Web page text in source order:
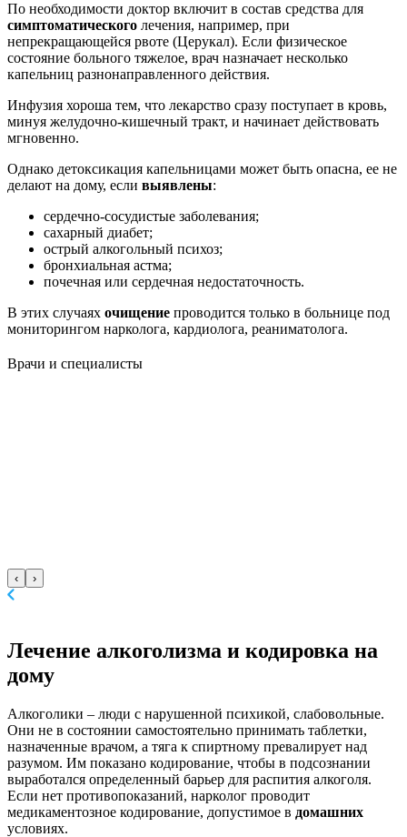
По необходимости доктор включит в состав средства для
симптоматического лечения, например, при
непрекращающейся рвоте (Церукал). Если физическое
состояние больного тяжелое, врач назначает несколько
капельниц разнонаправленного действия.
Инфузия хороша тем, что лекарство сразу поступает в кровь,
минуя желудочно-кишечный тракт, и начинает действовать
мгновенно.
Однако детоксикация капельницами может быть опасна, ее не
делают на дому, если выявлены:
сердечно-сосудистые заболевания;
сахарный диабет;
острый алкогольный психоз;
бронхиальная астма;
почечная или сердечная недостаточность.
В этих случаях очищение проводится только в больнице под
мониторингом нарколога, кардиолога, реаниматолога.
Врачи и специалисты
‹ ›
Лечение алкоголизма и кодировка на
дому
Алкоголики – люди с нарушенной психикой, слабовольные.
Они не в состоянии самостоятельно принимать таблетки,
назначенные врачом, а тяга к спиртному превалирует над
разумом. Им показано кодирование, чтобы в подсознании
выработался определенный барьер для распития алкоголя.
Если нет противопоказаний, нарколог проводит
медикаментозное кодирование, допустимое в домашних
условиях.